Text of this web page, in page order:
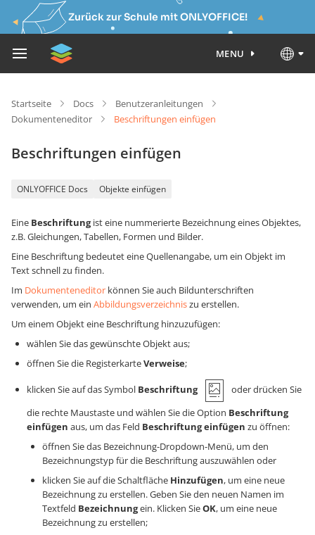
Zurück zur Schule mit ONLYOFFICE!
MENU
Startseite Docs
Benutzeranleitungen
Dokumenteneditor
Beschriftungen einfügen
Beschriftungen einfügen
ONLYOFFICE Docs Objekte einfügen
Eine Beschriftungist eine nummerierte Bezeichnung eines Objektes,
z.B. Gleichungen, Tabellen, Formen und Bilder.
Eine Beschriftung bedeutet eine Quellenangabe, um ein Objekt im
Text schnell zu finden.
Im Dokumenteneditor können Sie auch Bildunterschriften
verwenden, um ein Abbildungsverzeichniszu erstellen.
Um einem Objekt eine Beschriftung hinzuzufügen:
wählen Sie das gewünschte Objekt aus;
öffnen Sie die RegisterkarteVerweise;
klicken Sie auf das Symbol Beschriftung
oder drücken Sie
die rechte Maustaste und wählen Sie die Option Beschriftung
einfügen aus, um das Feld Beschriftung einfügen zu öffnen:
öffnen Sie das Bezeichnung-Dropdown-Menü, um den
Bezeichnungstyp für die Beschriftung auszuwählen oder
klicken Sie auf die Schaltfläche Hinzufügen, um eine neue
Bezeichnung zu erstellen. Geben Sie den neuen Namen im
Textfeld Bezeichnungein. Klicken SieOK, um eine neue
Bezeichnung zu erstellen;